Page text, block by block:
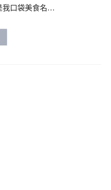
我口袋美食名…